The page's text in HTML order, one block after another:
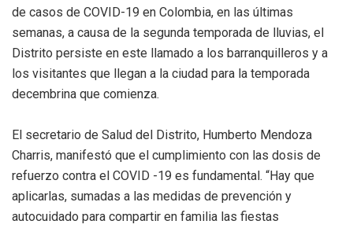
de casos de COVID-19 en Colombia, en las últimas
semanas, a causa de la segunda temporada de lluvias, el
Distrito persiste en este llamado a los barranquilleros y a
los visitantes que llegan a la ciudad para la temporada
decembrina que comienza.
El secretario de Salud del Distrito, Humberto Mendoza
Charris, manifestó que el cumplimiento con las dosis de
refuerzo contra el COVID -19 es fundamental. “Hay que
aplicarlas, sumadas a las medidas de prevención y
autocuidado para compartir en familia las fiestas